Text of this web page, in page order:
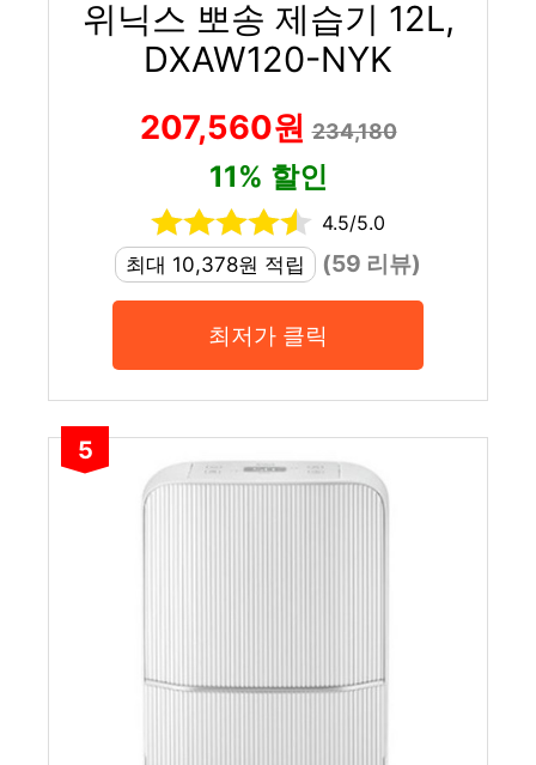
위닉스 뽀송 제습기 12L,
DXAW120-NYK
207,560원234,180
11% 할인
4.5/5.0
최대 10,378원 적립
(59 리뷰)
최저가 클릭
5